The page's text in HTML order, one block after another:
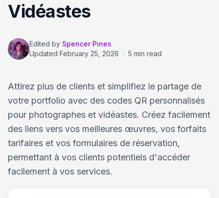
Vidéastes
Edited by Spencer Pines
Updated February 25, 2026 · 5 min read
Attirez plus de clients et simplifiez le partage de
votre portfolio avec des codes QR personnalisés
pour photographes et vidéastes. Créez facilement
des liens vers vos meilleures œuvres, vos forfaits
tarifaires et vos formulaires de réservation,
permettant à vos clients potentiels d'accéder
facilement à vos services.